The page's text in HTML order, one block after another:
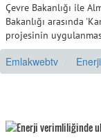
Çevre Bakanlığı ile
Bakanlığı arasında
projesinin
Emlakwebtv